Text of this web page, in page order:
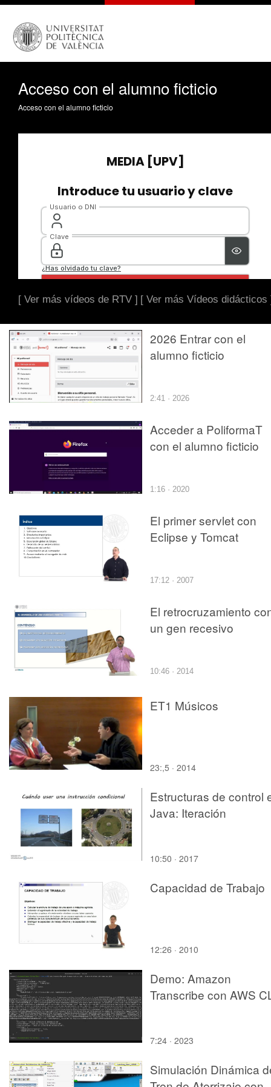
Acceso con el alumno ficticio
Acceso con el alumno ficticio
[ Ver más vídeos de RTV ] [ Ver más Vídeos didácticos
2026 Entrar con el
alumno ficticio
2:41 · 2026
Acceder a PoliformaT
con el alumno ficticio
1:16 · 2020
El primer servlet con
Eclipse y Tomcat
17:12 · 2007
El retrocruzamiento
un gen recesivo
10:46 · 2014
ET1 Músicos
23:,5 · 2014
Estructuras de control
Java: Iteración
10:50 · 2017
Capacidad de Trabajo
12:26 · 2010
Demo: Amazon
Transcribe con AWS
7:24 · 2023
Simulación Dinámica